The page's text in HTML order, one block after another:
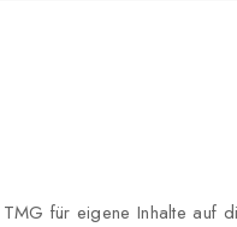
für eigene Inhalte auf